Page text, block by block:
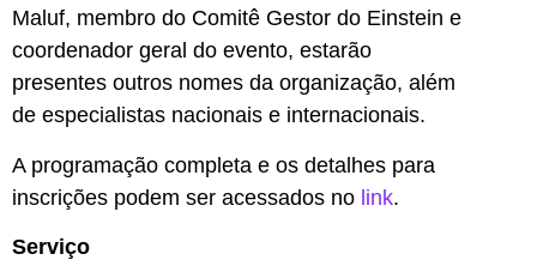
Maluf, membro do Comitê Gestor do Einstein e
coordenador geral do evento, estarão
presentes outros nomes da organização, além
de especialistas nacionais e internacionais.
A programação completa e os detalhes para
inscrições podem ser acessados no link.
Serviço